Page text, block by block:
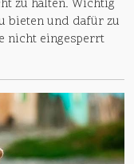
zu halten. Wichtig
bieten und dafür zu
nicht eingesperrt